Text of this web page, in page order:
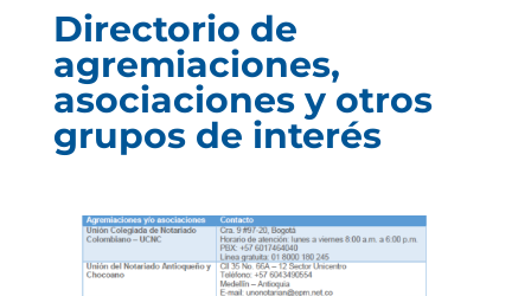
Directorio de
agremiaciones,
asociaciones y otros
grupos de interés